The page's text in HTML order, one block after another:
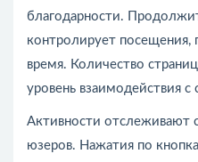
благодарности.
контролирует посещения,
время. Количество
уровень взаимодействия
Активности отслеживают
юзеров. Нажатия по